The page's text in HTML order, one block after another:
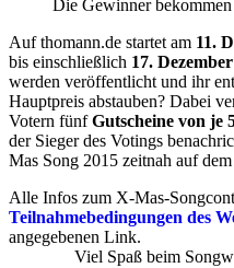
Die Gewinner
Auf thomann.de startet am 11.
bis einschließlich 17. Dezember
werden veröffentlicht und ihr
Hauptpreis abstauben? Dabei
Votern fünfGutscheine von je
der Sieger des Votings
Mas Song 2015 zeitnah auf
Alle Infos zum X-Mas-
Teilnahmebedingungen des
angegebenen Link.
Viel Spaß beim